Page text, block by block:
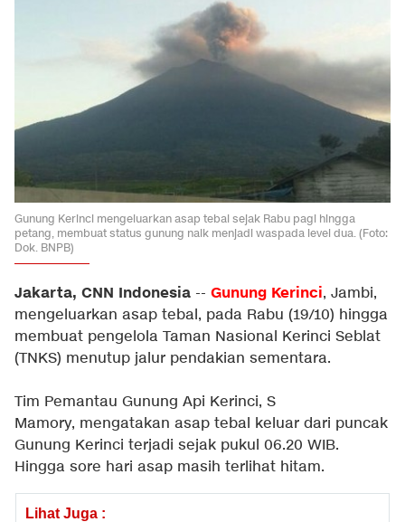
Gunung Kerinci mengeluarkan asap tebal sejak Rabu pagi hingga
petang, membuat status gunung naik menjadi waspada level dua. (Foto:
Dok. BNPB)
Jakarta, CNN Indonesia -- Gunung Kerinci, Jambi,
mengeluarkan asap tebal, pada Rabu (19/10) hingga
membuat pengelola Taman Nasional Kerinci Seblat
(TNKS) menutup jalur pendakian sementara.
Tim Pemantau Gunung Api Kerinci, S
Mamory, mengatakan asap tebal keluar dari puncak
Gunung Kerinci terjadi sejak pukul 06.20 WIB.
Hingga sore hari asap masih terlihat hitam.
Lihat Juga :